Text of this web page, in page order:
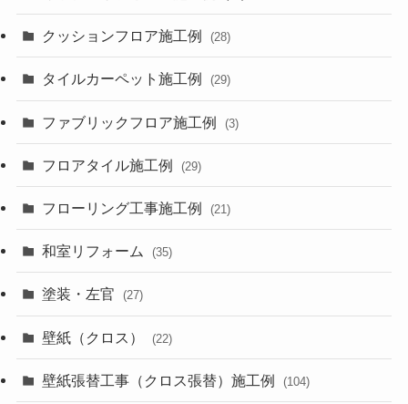
クッションフロア施工例 (28)
タイルカーペット施工例 (29)
ファブリックフロア施工例 (3)
フロアタイル施工例 (29)
フローリング工事施工例 (21)
和室リフォーム (35)
塗装・左官 (27)
壁紙（クロス） (22)
壁紙張替工事（クロス張替）施工例 (104)